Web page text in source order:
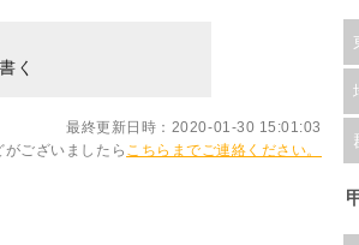
く
最終更新日時：2020-01-30 15:01:03
ございましたら こちらまでご連絡ください。